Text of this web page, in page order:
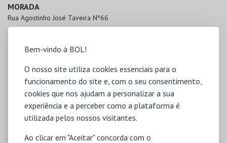
Bem-vindo à BOL!
O nosso site utiliza cookies essenciais para o
funcionamento do site e, com o seu consentimento,
cookies que nos ajudam a personalizar a sua
experiência e a perceber como a plataforma é
utilizada pelos nossos visitantes.
Ao clicar em "Aceitar" concorda com o
MORADA
Rua Agostinho José Taveira Nº66
4990-072 Ponte de Lima
Direcções para Teatro Diogo Bernardes